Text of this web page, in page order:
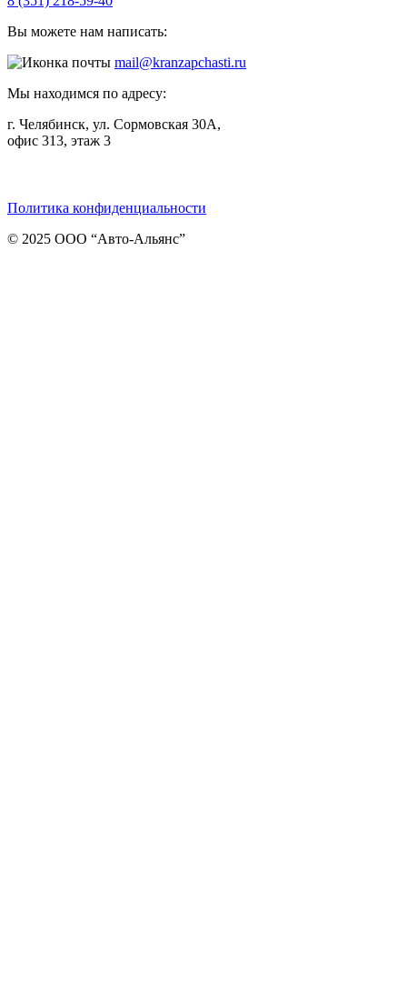
Вы можете нам написать:
mail@kranzapchasti.ru
Мы находимся по адресу:
г. Челябинск, ул. Сормовская 30А,
офис 313, этаж 3
Политика конфиденциальности
© 2025 ООО “Авто-Альянс”